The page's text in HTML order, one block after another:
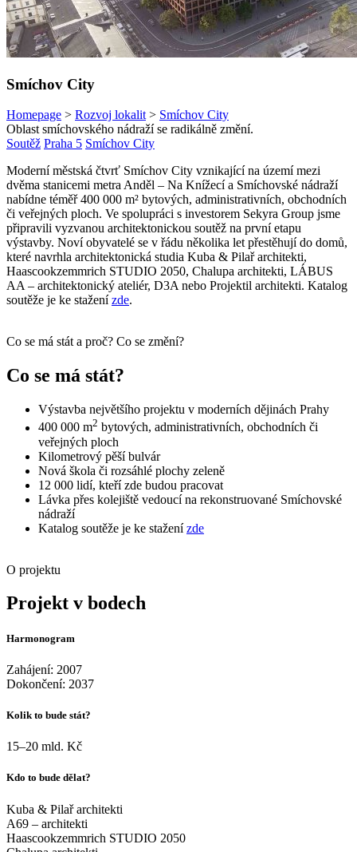
Smíchov City
Homepage > Rozvoj lokalit > Smíchov City
Oblast smíchovského nádraží se radikálně změní.
Soutěž Praha 5 Smíchov City
Moderní městská čtvrť Smíchov City vznikající na území mezi
dvěma stanicemi metra Anděl – Na Knížecí a Smíchovské nádraží
nabídne téměř 400 000 m² bytových, administrativních, obchodních
či veřejných ploch. Ve spolupráci s investorem Sekyra Group jsme
připravili vyzvanou architektonickou soutěž na první etapu
výstavby. Noví obyvatelé se v řádu několika let přestěhují do domů,
které navrhla architektonická studia Kuba & Pilař architekti,
Haascookzemmrich STUDIO 2050, Chalupa architekti, LÁBUS
AA – architektonický ateliér, D3A nebo Projektil architekti. Katalog
soutěže je ke staženízde.
Co se má stát a proč? Co se změní?
Co se má stát?
Výstavba největšího projektu v moderních dějinách Prahy
400 000 m2 bytových, administrativních, obchodních či
veřejných ploch
Kilometrový pěší bulvár
Nová škola či rozsáhlé plochy zeleně
12 000 lidí, kteří zde budou pracovat
Lávka přes kolejiště vedoucí na rekonstruované Smíchovské
nádraží
Katalog soutěže je ke staženízde
O projektu
Projekt v bodech
Harmonogram
Zahájení: 2007
Dokončení: 2037
Kolik to bude stát?
15–20 mld. Kč
Kdo to bude dělat?
Kuba & Pilař architekti
A69 – architekti
Haascookzemmrich STUDIO 2050